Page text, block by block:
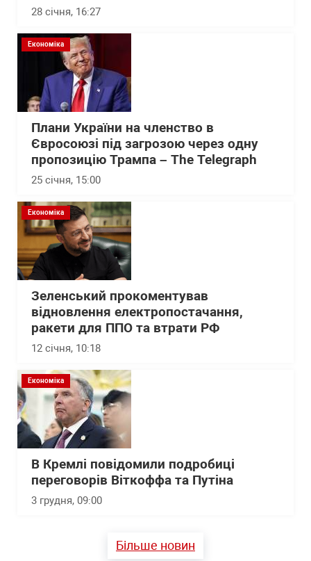
28 січня, 16:27
Економіка
Плани України на членство в
Євросоюзі під загрозою через одну
пропозицію Трампа – The Telegraph
25 січня, 15:00
Економіка
Зеленський прокоментував
відновлення електропостачання,
ракети для ППО та втрати РФ
12 січня, 10:18
Економіка
В Кремлі повідомили подробиці
переговорів Віткоффа та Путіна
3 грудня, 09:00
Більше новин